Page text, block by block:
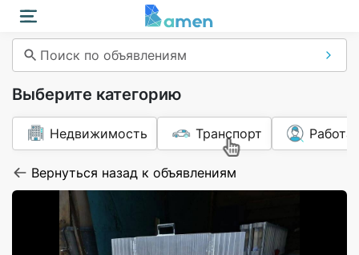
Поиск по объявлениям
Выберите категорию
Недвижимость Транспорт Работа
Вернуться назад к объявлениям